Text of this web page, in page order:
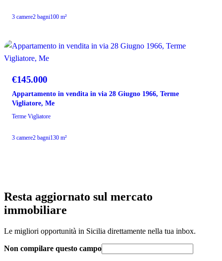
3 camere2 bagni100 m²
VENDITA
€145.000
Appartamento in vendita in via 28 Giugno 1966, Terme
Vigliatore, Me
Terme Vigliatore
3 camere2 bagni130 m²
Resta aggiornato sul mercato
immobiliare
Le migliori opportunità in Sicilia direttamente nella tua inbox.
Non compilare questo campo